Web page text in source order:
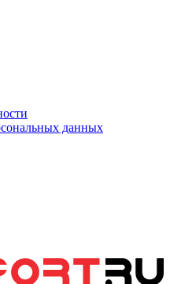
данных